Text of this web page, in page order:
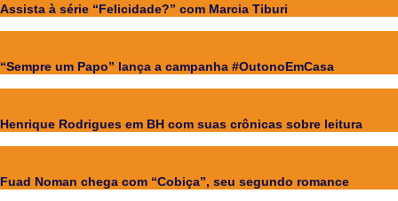
Assista à série “Felicidade?” com Marcia Tiburi
“Sempre um Papo” lança a campanha #OutonoEmCasa
Henrique Rodrigues em BH com suas crônicas sobre leitura
Fuad Noman chega com “Cobiça”, seu segundo romance